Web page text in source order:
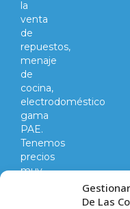
De Las
la
venta
de
repuestos,
menaje
de
cocina,
electrodoméstico
gama
PAE.
Tenemos
precios
muy
competitivos